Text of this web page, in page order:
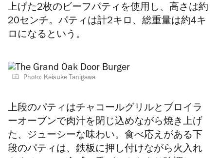
上げた2枚のビーフパティを使用し、高さは約
20センチ。パティは計2キロ、総重量は約4キ
ロになるという。
Photo: Keisuke Tanigawa
上段のパティはチャコールグリルとブロイラ
ーオーブンで肉汁を閉じ込めながら焼き上げ
た、ジューシーな味わい。食べ応えがある下
段のパティは、鉄板に押し付けながら火入れ